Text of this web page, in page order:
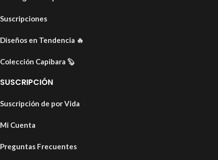
Suscripciones
Diseños en Tendencia 🔥
Colección Capibara 🦫
SUSCRIPCIÓN
Suscripción de por Vida
Mi Cuenta
Preguntas Frecuentes